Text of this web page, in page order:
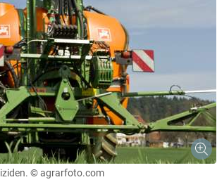
Skip to main content
© agrarfoto.com